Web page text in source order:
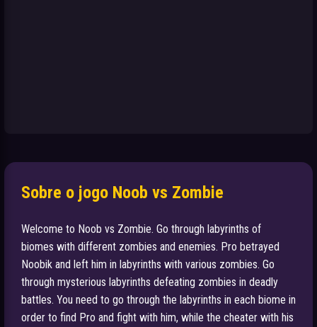
Sobre o jogo Noob vs Zombie
Welcome to Noob vs Zombie. Go through labyrinths of
biomes with different zombies and enemies. Pro betrayed
Noobik and left him in labyrinths with various zombies. Go
through mysterious labyrinths defeating zombies in deadly
battles. You need to go through the labyrinths in each biome in
order to find Pro and fight with him, while the cheater with his